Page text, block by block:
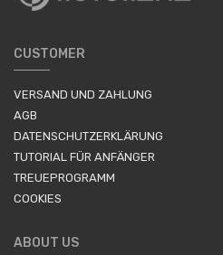
CUSTOMER
VERSAND UND ZAHLUNG
AGB
DATENSCHUTZERKLÄRUNG
TUTORIAL FÜR ANFÄNGER
TREUEPROGRAMM
COOKIES
ABOUT US